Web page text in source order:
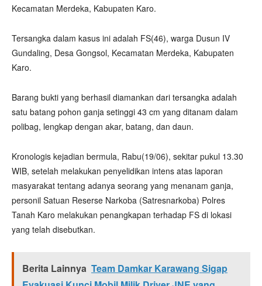
Kecamatan Merdeka, Kabupaten Karo.
Tersangka dalam kasus ini adalah FS(46), warga Dusun IV
Gundaling, Desa Gongsol, Kecamatan Merdeka, Kabupaten
Karo.
Barang bukti yang berhasil diamankan dari tersangka adalah
satu batang pohon ganja setinggi 43 cm yang ditanam dalam
polibag, lengkap dengan akar, batang, dan daun.
Kronologis kejadian bermula, Rabu(19/06), sekitar pukul 13.30
WIB, setelah melakukan penyelidikan intens atas laporan
masyarakat tentang adanya seorang yang menanam ganja,
personil Satuan Reserse Narkoba (Satresnarkoba) Polres
Tanah Karo melakukan penangkapan terhadap FS di lokasi
yang telah disebutkan.
Berita Lainnya Team Damkar Karawang Sigap